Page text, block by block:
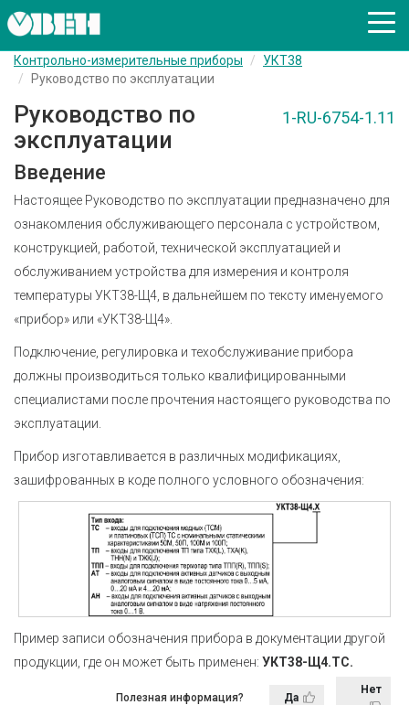
Контрольно-измерительные приборы
УКТ38
Руководство по эксплуатации
1-RU-6754-1.11
Руководство по
эксплуатации
Введение
Настоящее Руководство по эксплуатации предназначено для
ознакомления обслуживающего персонала с устройством,
конструкцией, работой, технической эксплуатацией и
обслуживанием устройства для измерения и контроля
температуры УКТ38-Щ4, в дальнейшем по тексту именуемого
«прибор» или «УКТ38-Щ4».
Подключение, регулировка и техобслуживание прибора
должны производиться только квалифицированными
специалистами после прочтения настоящего руководства по
эксплуатации.
Прибор изготавливается в различных модификациях,
зашифрованных в коде полного условного обозначения:
Пример записи обозначения прибора в документации другой
продукции, где он может быть применен: УКТ38-Щ4.ТС.
Полезная информация? Да
Нет